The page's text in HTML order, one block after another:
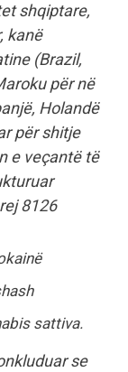
shqiptare,
kanë
(Brazil,
për në
Holandë
për shitje
e veçantë të
8126
sattiva.
se